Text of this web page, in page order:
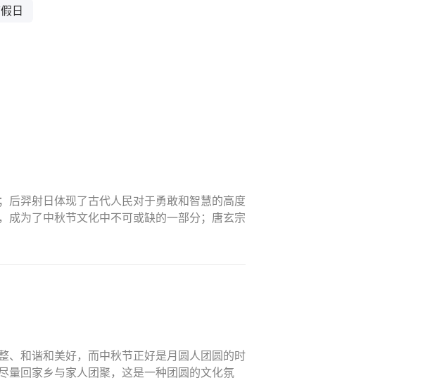
日
后羿射日体现了古代人民对于勇敢和智慧的高度
成为了中秋节文化中不可或缺的一部分；唐玄宗
、和谐和美好，而中秋节正好是月圆人团圆的时
量回家乡与家人团聚，这是一种团圆的文化氛